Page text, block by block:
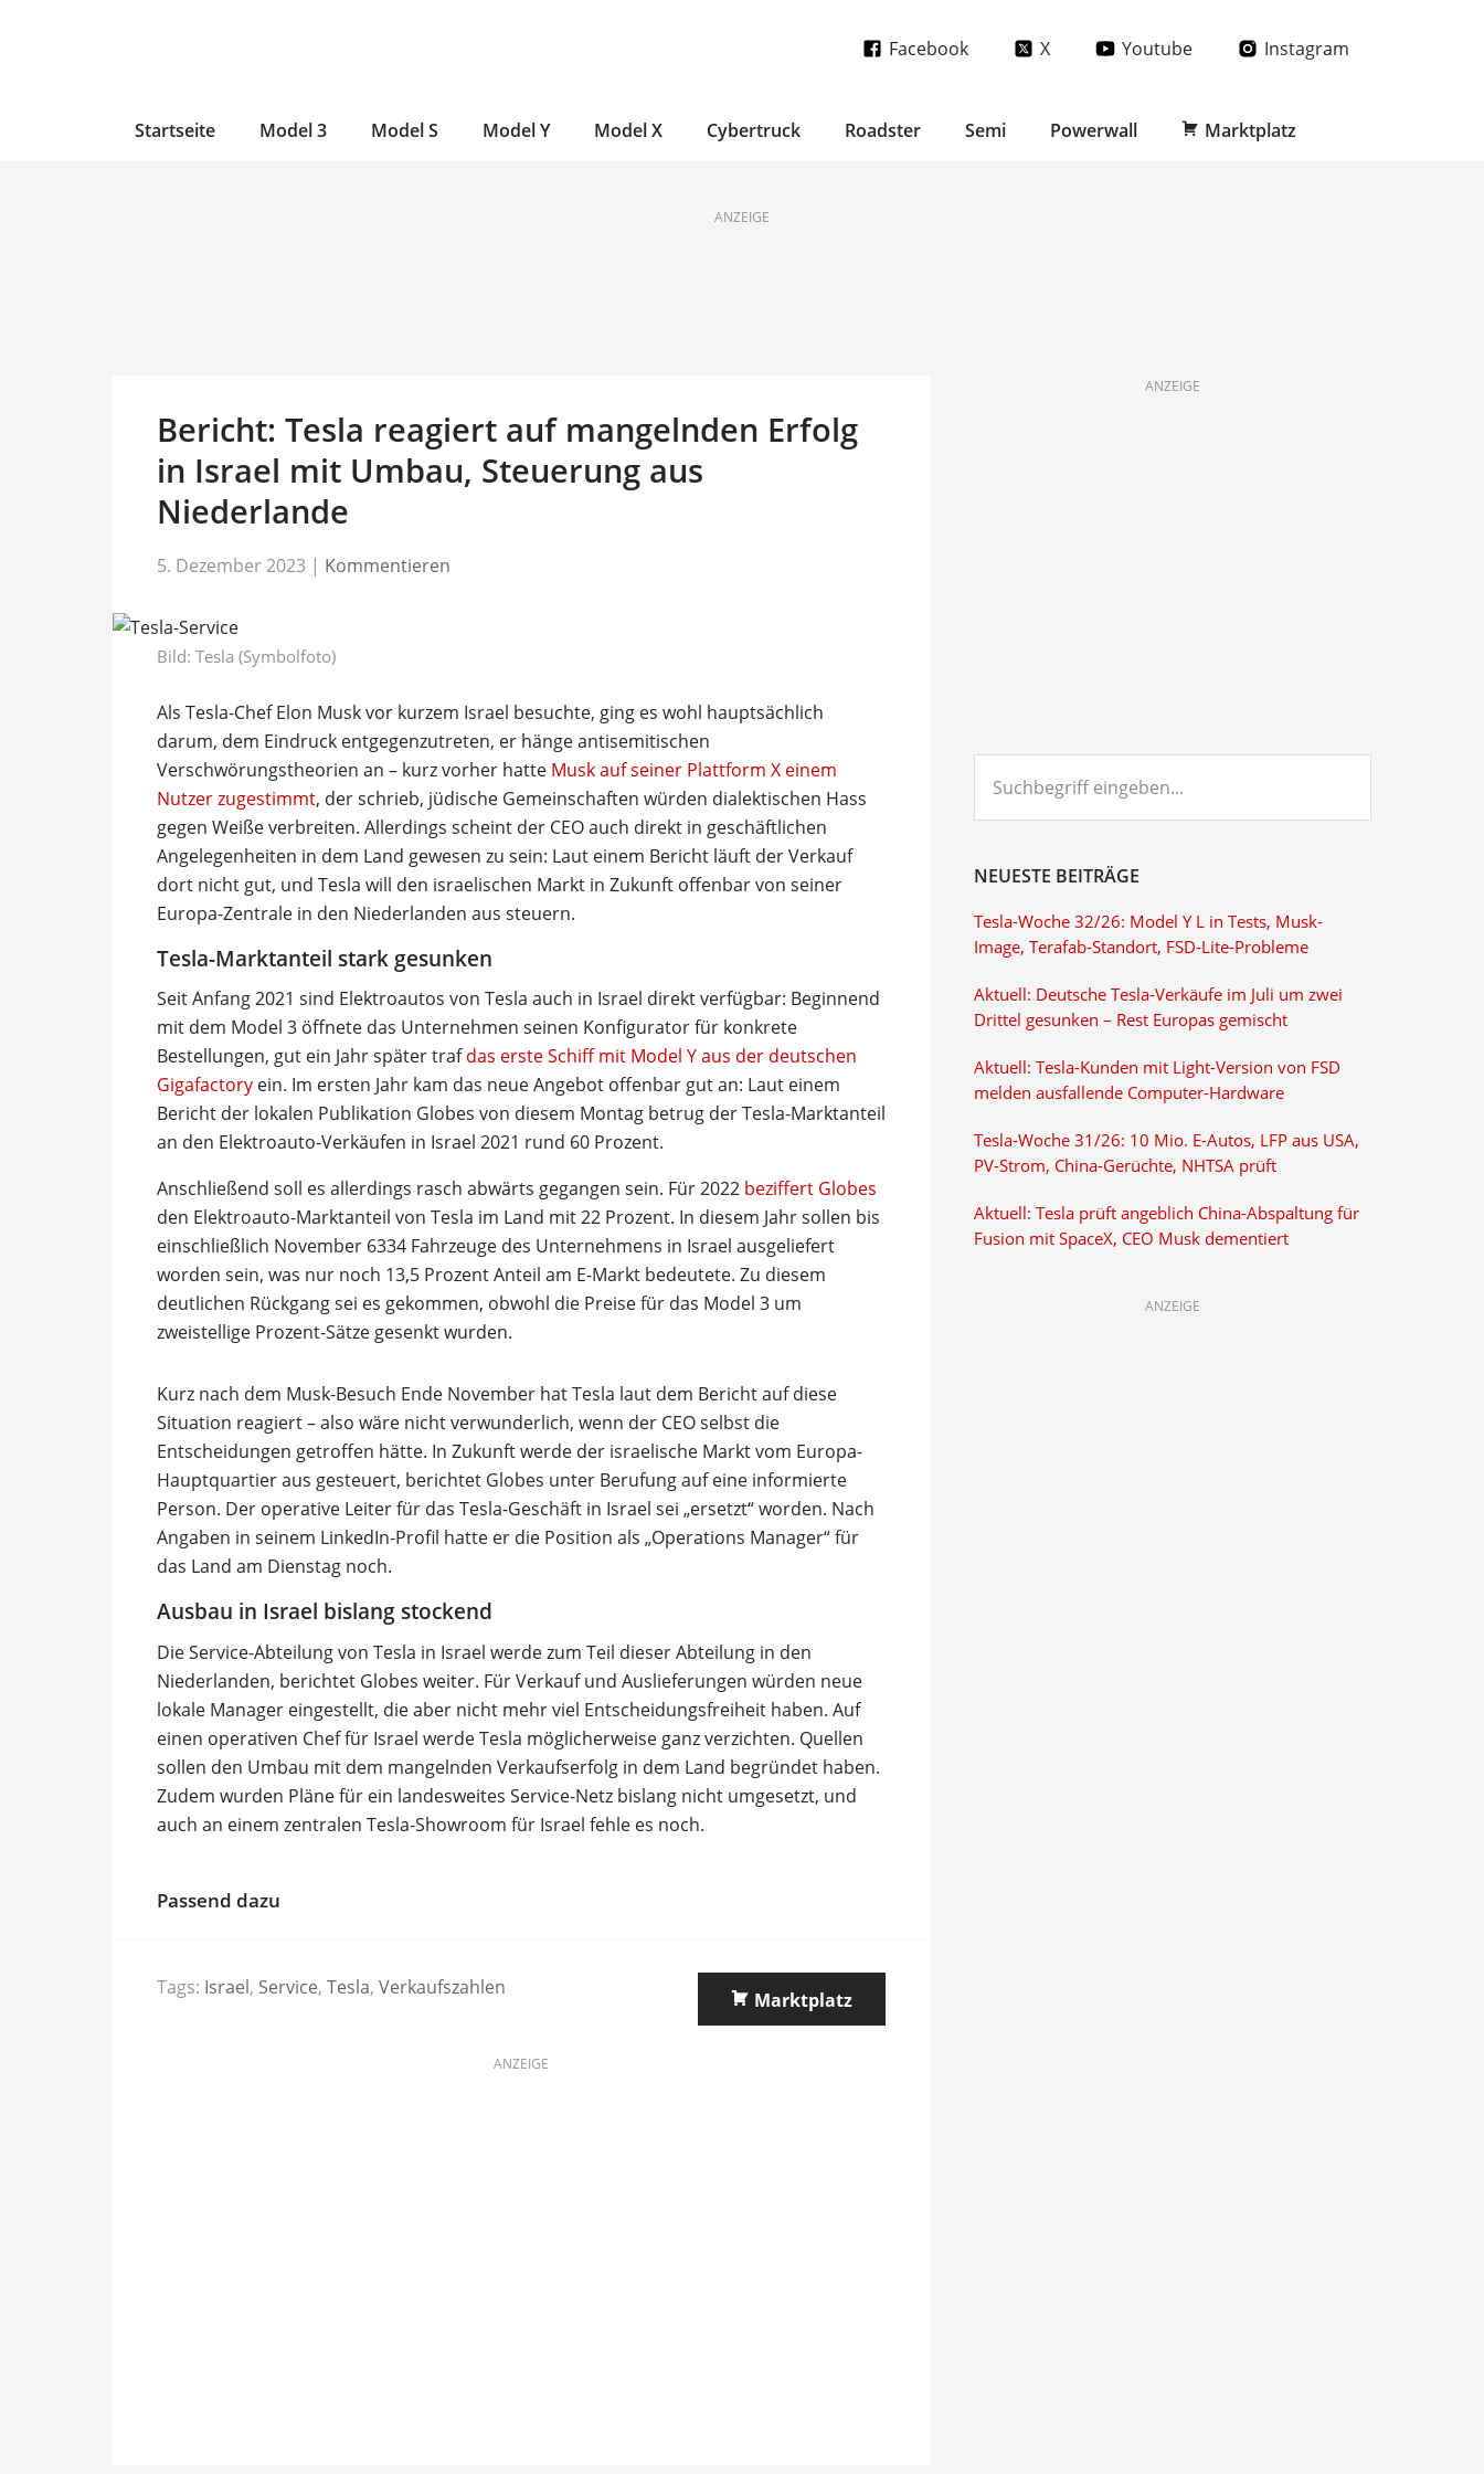
Facebook X Youtube Instagram
Startseite Model 3 Model S Model Y Model X Cybertruck Roadster Semi Powerwall Marktplatz
ANZEIGE
Bericht: Tesla reagiert auf mangelnden Erfolg
in Israel mit Umbau, Steuerung aus
Niederlande
5. Dezember 2023 | Kommentieren
Bild: Tesla (Symbolfoto)
Als Tesla-Chef Elon Musk vor kurzem Israel besuchte, ging es wohl hauptsächlich
darum, dem Eindruck entgegenzutreten, er hänge antisemitischen
Verschwörungstheorien an – kurz vorher hatte Musk auf seiner Plattform X einem
Nutzer zugestimmt, der schrieb, jüdische Gemeinschaften würden dialektischen Hass
gegen Weiße verbreiten. Allerdings scheint der CEO auch direkt in geschäftlichen
Angelegenheiten in dem Land gewesen zu sein: Laut einem Bericht läuft der Verkauf
dort nicht gut, und Tesla will den israelischen Markt in Zukunft offenbar von seiner
Europa-Zentrale in den Niederlanden aus steuern.
Tesla-Marktanteil stark gesunken
Seit Anfang 2021 sind Elektroautos von Tesla auch in Israel direkt verfügbar: Beginnend
mit dem Model 3 öffnete das Unternehmen seinen Konfigurator für konkrete
Bestellungen, gut ein Jahr später trafdas erste Schiff mit Model Y aus der deutschen
Gigafactory ein. Im ersten Jahr kam das neue Angebot offenbar gut an: Laut einem
Bericht der lokalen Publikation Globes von diesem Montag betrug der Tesla-Marktanteil
an den Elektroauto-Verkäufen in Israel 2021 rund 60 Prozent.
Anschließend soll es allerdings rasch abwärts gegangen sein. Für 2022 beziffert Globes
den Elektroauto-Marktanteil von Tesla im Land mit 22 Prozent. In diesem Jahr sollen bis
einschließlich November 6334 Fahrzeuge des Unternehmens in Israel ausgeliefert
worden sein, was nur noch 13,5 Prozent Anteil am E-Markt bedeutete. Zu diesem
deutlichen Rückgang sei es gekommen, obwohl die Preise für das Model 3 um
zweistellige Prozent-Sätze gesenkt wurden.
Kurz nach dem Musk-Besuch Ende November hat Tesla laut dem Bericht auf diese
Situation reagiert – also wäre nicht verwunderlich, wenn der CEO selbst die
Entscheidungen getroffen hätte. In Zukunft werde der israelische Markt vom Europa-
Hauptquartier aus gesteuert, berichtet Globes unter Berufung auf eine informierte
Person. Der operative Leiter für das Tesla-Geschäft in Israel sei „ersetzt“ worden. Nach
Angaben in seinem LinkedIn-Profil hatte er die Position als „Operations Manager“ für
das Land am Dienstag noch.
Ausbau in Israel bislang stockend
Die Service-Abteilung von Tesla in Israel werde zum Teil dieser Abteilung in den
Niederlanden, berichtet Globes weiter. Für Verkauf und Auslieferungen würden neue
lokale Manager eingestellt, die aber nicht mehr viel Entscheidungsfreiheit haben. Auf
einen operativen Chef für Israel werde Tesla möglicherweise ganz verzichten. Quellen
sollen den Umbau mit dem mangelnden Verkaufserfolg in dem Land begründet haben.
Zudem wurden Pläne für ein landesweites Service-Netz bislang nicht umgesetzt, und
auch an einem zentralen Tesla-Showroom für Israel fehle es noch.
Passend dazu
Tags: Israel, Service, Tesla, Verkaufszahlen
Marktplatz
ANZEIGE
ANZEIGE
eingeben...
NEUESTE BEITRÄGE
Tesla-Woche 32/26: Model Y L in Tests, Musk-
Image, Terafab-Standort, FSD-Lite-Probleme
Aktuell: Deutsche Tesla-Verkäufe im Juli um zwei
Drittel gesunken – Rest Europas gemischt
Aktuell: Tesla-Kunden mit Light-Version von FSD
melden ausfallende Computer-Hardware
Tesla-Woche 31/26: 10 Mio. E-Autos, LFP aus USA,
PV-Strom, China-Gerüchte, NHTSA prüft
Aktuell: Tesla prüft angeblich China-Abspaltung für
Fusion mit SpaceX, CEO Musk dementiert
ANZEIGE